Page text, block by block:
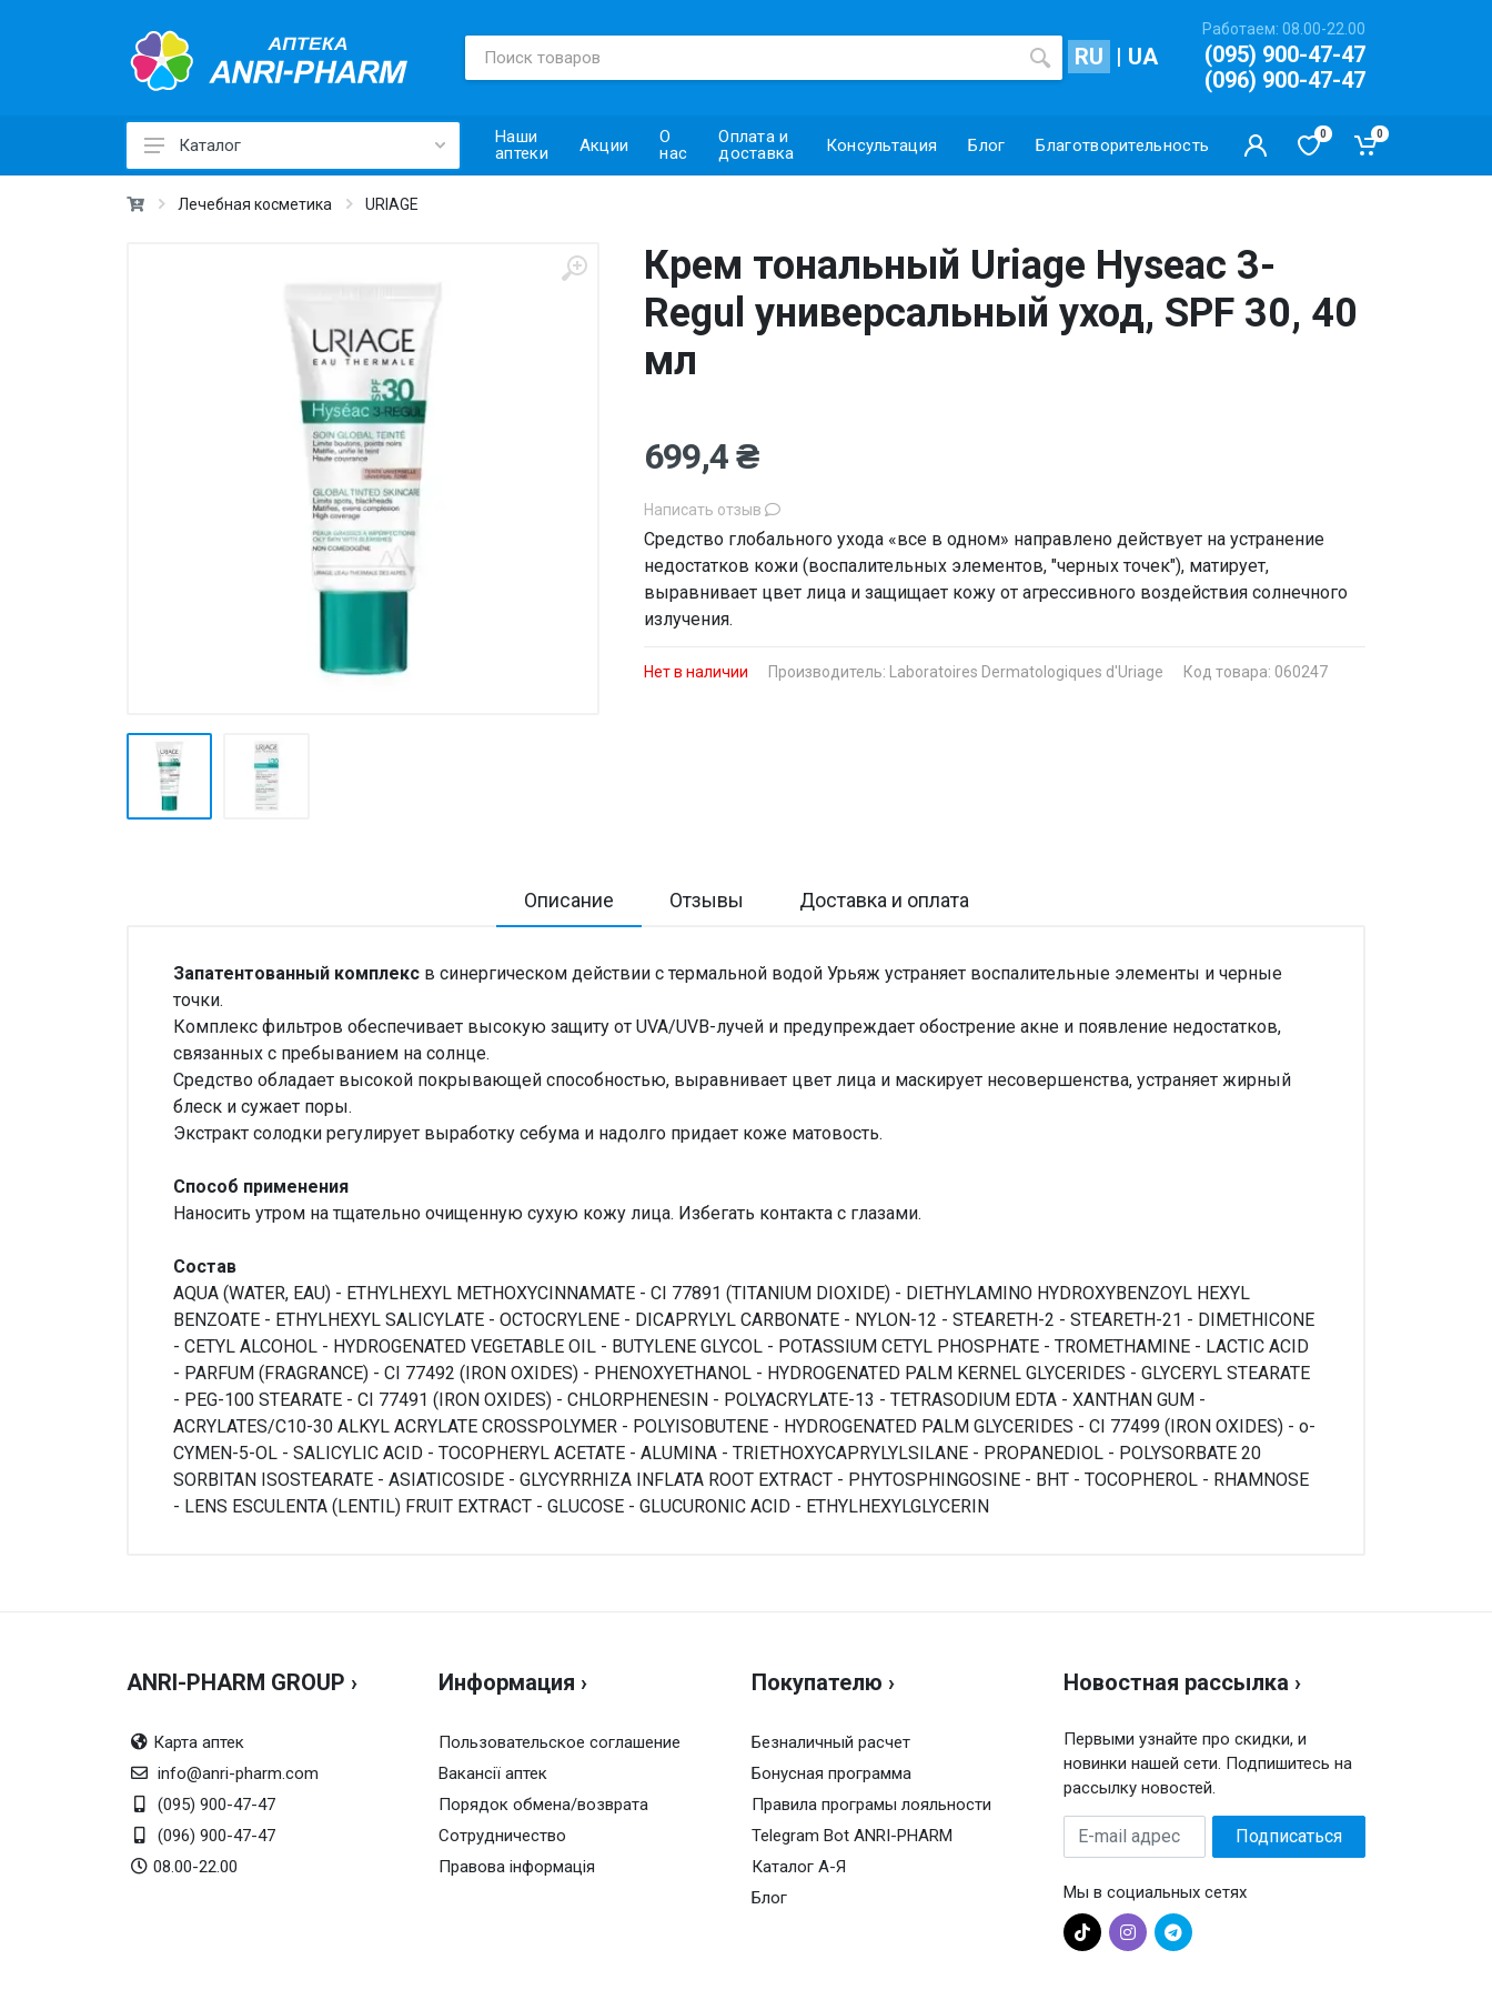
RU | UA
Работаем: 08.00-22.00
(095) 900-47-47
(096) 900-47-47
Каталог
Лекарственные средства ›
Витамины и добавки ›
Ежедневная гигиена ›
Косметика CODERMA KIDS
Наши
аптеки
Акции
О
нас
Оплата и
доставка
Консультация Блог Благотворительность
0 0
Лечебная косметика URIAGE
Крем тональный Uriage Hyseac 3-
Regul универсальный уход, SPF 30, 40
мл
Написать отзыв
Средство глобального ухода «все в одном» направлено действует на устранение
недостатков кожи (воспалительных элементов, "черных точек"), матирует,
выравнивает цвет лица и защищает кожу от агрессивного воздействия солнечного
излучения.
Нет в наличии Производитель: Laboratoires Dermatologiques d'Uriage Код товара: 060247
699,4 ₴
Описание Отзывы Доставка и оплата
Запатентованный комплекс в синергическом действии с термальной водой Урьяж устраняет воспалительные элементы и черные
точки.
Комплекс фильтров обеспечивает высокую защиту от UVA/UVB-лучей и предупреждает обострение акне и появление недостатков,
связанных с пребыванием на солнце.
Средство обладает высокой покрывающей способностью, выравнивает цвет лица и маскирует несовершенства, устраняет жирный
блеск и сужает поры.
Экстракт солодки регулирует выработку себума и надолго придает коже матовость.
Способ применения
Наносить утром на тщательно очищенную сухую кожу лица. Избегать контакта с глазами.
Состав
AQUA (WATER, EAU) - ETHYLHEXYL METHOXYCINNAMATE - CI 77891 (TITANIUM DIOXIDE) - DIETHYLAMINO HYDROXYBENZOYL HEXYL
BENZOATE - ETHYLHEXYL SALICYLATE - OCTOCRYLENE - DICAPRYLYL CARBONATE - NYLON-12 - STEARETH-2 - STEARETH-21 - DIMETHICONE
- CETYL ALCOHOL - HYDROGENATED VEGETABLE OIL - BUTYLENE GLYCOL - POTASSIUM CETYL PHOSPHATE - TROMETHAMINE - LACTIC ACID
- PARFUM (FRAGRANCE) - CI 77492 (IRON OXIDES) - PHENOXYETHANOL - HYDROGENATED PALM KERNEL GLYCERIDES - GLYCERYL STEARATE
- PEG-100 STEARATE - CI 77491 (IRON OXIDES) - CHLORPHENESIN - POLYACRYLATE-13 - TETRASODIUM EDTA - XANTHAN GUM -
ACRYLATES/C10-30 ALKYL ACRYLATE CROSSPOLYMER - POLYISOBUTENE - HYDROGENATED PALM GLYCERIDES - CI 77499 (IRON OXIDES) - o-
CYMEN-5-OL - SALICYLIC ACID - TOCOPHERYL ACETATE - ALUMINA - TRIETHOXYCAPRYLYLSILANE - PROPANEDIOL - POLYSORBATE 20
SORBITAN ISOSTEARATE - ASIATICOSIDE - GLYCYRRHIZA INFLATA ROOT EXTRACT - PHYTOSPHINGOSINE - BHT - TOCOPHEROL - RHAMNOSE
- LENS ESCULENTA (LENTIL) FRUIT EXTRACT - GLUCOSE - GLUCURONIC ACID - ETHYLHEXYLGLYCERIN
Отправить
ANRI-PHARM GROUP ›
Карта аптек
info@anri-pharm.com
(095) 900-47-47
(096) 900-47-47
08.00-22.00
Информация ›
Пользовательское соглашение
Вакансії аптек
Порядок обмена/возврата
Сотрудничество
Правова інформація
Покупателю ›
Безналичный расчет
Бонусная программа
Правила програмы лояльности
Telegram Bot ANRI-PHARM
Каталог А-Я
Блог
Новостная рассылка ›
Первыми узнайте про скидки, и
новинки нашей сети. Подпишитесь на
рассылку новостей.
E-
mail
Подписаться
Мы в социальных сетях